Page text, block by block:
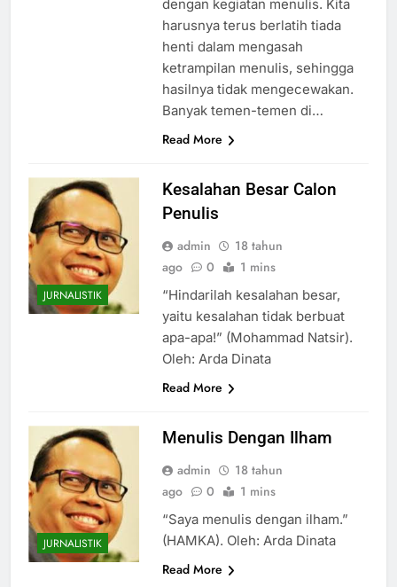
dengan kegiatan menulis. Kita
harusnya terus berlatih tiada
henti dalam mengasah
ketrampilan menulis, sehingga
hasilnya tidak mengecewakan.
Banyak temen-temen di…
Read More
JURNALISTIK
Kesalahan Besar Calon
Penulis
admin
18 tahun
ago
0 1 mins
“Hindarilah kesalahan besar,
yaitu kesalahan tidak berbuat
apa-apa!” (Mohammad Natsir).
Oleh: Arda Dinata
Read More
JURNALISTIK
Menulis Dengan Ilham
admin
18 tahun
ago
0 1 mins
“Saya menulis dengan ilham.”
(HAMKA). Oleh: Arda Dinata
Read More